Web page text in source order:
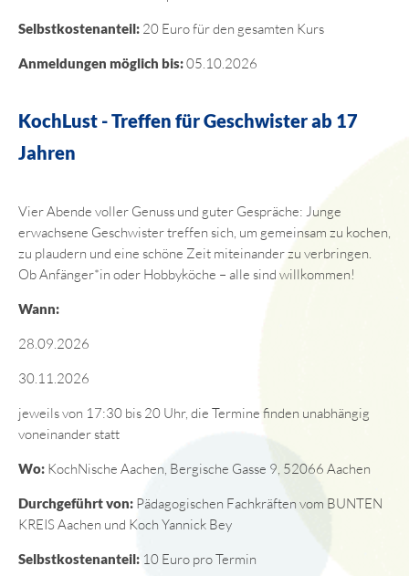
Selbstkostenanteil: 20 Euro für den gesamten Kurs
Anmeldungen möglich bis:05.10.2026
KochLust - Treffen für Geschwister ab 17
Jahren
Vier Abende voller Genuss und guter Gespräche: Junge
erwachsene Geschwister treffen sich, um gemeinsam zu kochen,
zu plaudern und eine schöne Zeit miteinander zu verbringen.
Ob Anfänger*in oder Hobbyköche – alle sind willkommen!
Wann:
28.09.2026
30.11.2026
jeweils von 17:30 bis 20 Uhr, die Termine finden unabhängig
voneinander statt
Wo: KochNische Aachen, Bergische Gasse 9, 52066 Aachen
Durchgeführt von: Pädagogischen Fachkräften vom BUNTEN
KREIS Aachen und Koch Yannick Bey
Selbstkostenanteil: 10 Euro pro Termin